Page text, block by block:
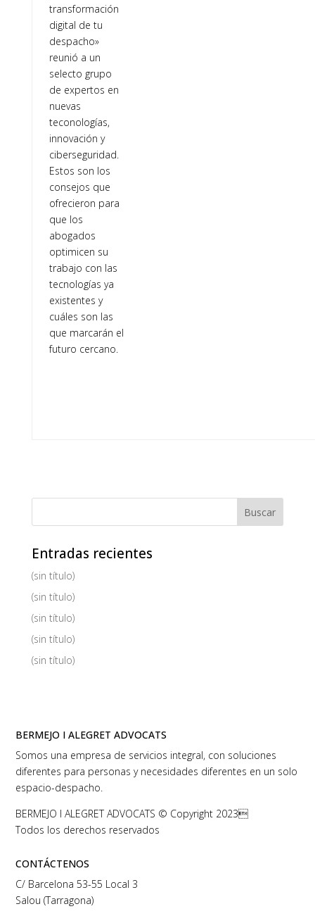
transformación
digital de tu
despacho»
reunió a un
selecto grupo
de expertos en
nuevas
teconologías,
innovación y
ciberseguridad.
Estos son los
consejos que
ofrecieron para
que los
abogados
optimicen su
trabajo con las
tecnologías ya
existentes y
cuáles son las
que marcarán el
futuro cercano.
Entradas recientes
(sin título)
(sin título)
(sin título)
(sin título)
(sin título)
BERMEJO I ALEGRET ADVOCATS
Somos una empresa de servicios integral, con soluciones
diferentes para personas y necesidades diferentes en un solo
espacio-despacho.
BERMEJO I ALEGRET ADVOCATS © Copyright 2023
Todos los derechos reservados
CONTÁCTENOS
C/ Barcelona 53-55 Local 3
Salou (Tarragona)